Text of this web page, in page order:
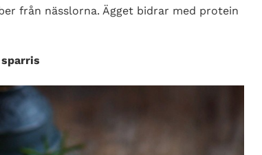
från nässlorna. Ägget bidrar med protein